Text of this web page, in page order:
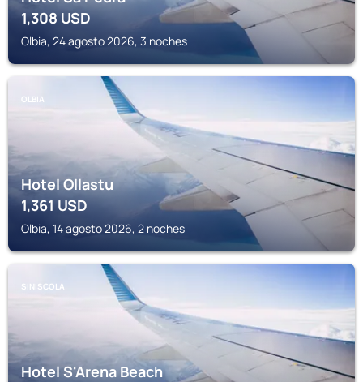
1,308USD
Olbia, 24 agosto 2026, 3 noches
OLBIA
Hotel Ollastu
1,361USD
Olbia, 14 agosto 2026, 2 noches
SINISCOLA
Hotel S'Arena Beach